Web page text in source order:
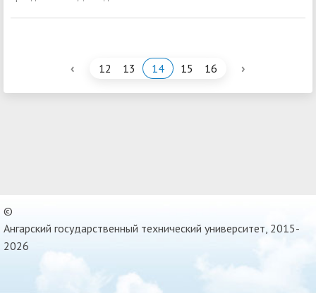
‹ 12 13 14 15 16 ›
©
Ангарский государственный технический университет, 2015-
2026